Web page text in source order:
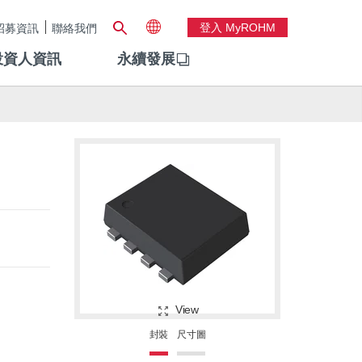
募資訊 聯絡我們 登入 MyROHM
人資訊 永續發展
View
封裝 尺寸圖